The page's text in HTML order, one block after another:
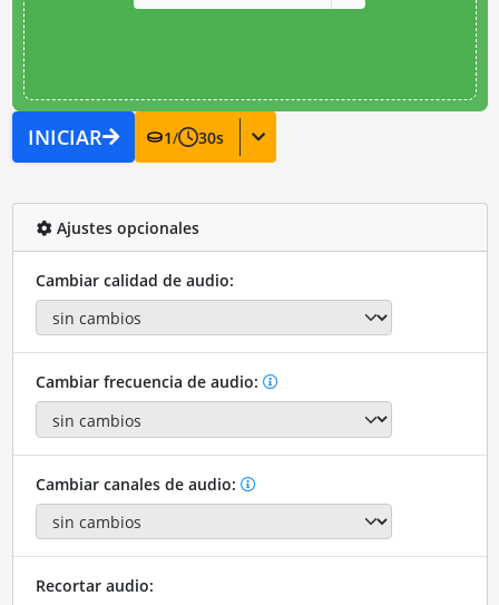
INICIAR 1/ 30s
Ajustes opcionales
Cambiar calidad de audio:
Cambiar frecuencia de audio:
Cambiar canales de audio:
Recortar audio: